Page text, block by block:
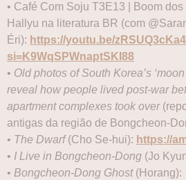
• Café Com Soju T3E13 | Boom
Hallyu na literatura BR (com
Éri): https://youtu.be/
si=K9WqSPWnaptSKI88
• Old photos of South Korea’s
reveal how people lived post-war
apartment complexes took over
antigas da região de Bongcheon-
• The Dwarf(Cho Se-hui): https://
• I Live in Bongcheon-Dong (Jo
• Bongcheon-Dong Ghost(Horang):